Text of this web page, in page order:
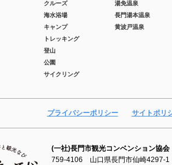
クルーズ
海水浴場
キャンプ
トレッキング
登山
公園
サイクリング
湯免温泉
長門湯本温泉
黄波戸温泉
プライバシーポリシー サイトポリ
(一社)長門市観光コンベンション協会
759-4106 山口県長門市仙崎4297-1